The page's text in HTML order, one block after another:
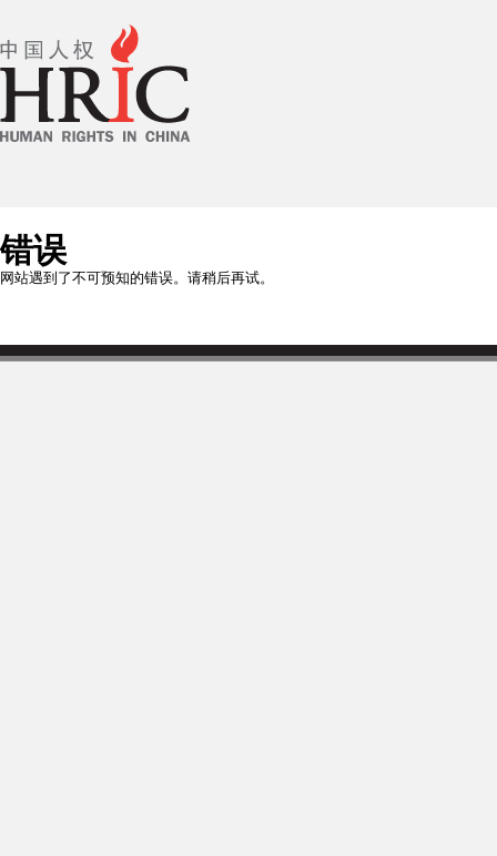
错误
网站遇到了不可预知的错误。请稍后再试。